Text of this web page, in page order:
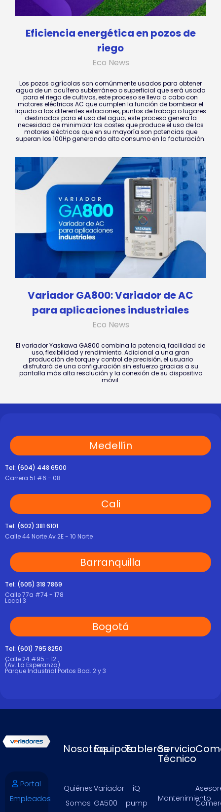
Eficiencia energética en pozos de
riego
Eco News
Los pozos agrícolas son comúnmente usados para obtener
agua de un acuífero subterráneo o superficial que será usado
para el riego de cultivos, este proceso se lleva a cabo con
motores eléctricos AC que cumplen la función de bombear el
liquido a las diferentes estaciones, puntos de trabajo o lugares
destinados para el uso del agua; este proceso genera la
necesidad de minimizar los costes que produce el uso de los
motores eléctricos que en su mayoría son potencias que
superan los 100Hp generando alto consumo en la facturación.
Variador GA800: Variador de AC
para aplicaciones industriales
Eco News
El variador Yaskawa GA800 combina la potencia, facilidad de
uso, flexibilidad y rendimiento. Adicional a una gran
producción de torque y control de precisión, el usuario
disfrutará de una configuración sin esfuerzo gracias a su
pantalla más alta resolución y la conexión de su dispositivo
móvil.
Medellín
Tel: (604) 448 6500
Carrera 51 #6 - 08
Cali
Tel: (602) 381 6101
Calle 44 Norte Av 2E - 10 Norte
Barranquilla
Tel: (605) 318 7869
Calle 77a #74 - 178
Local 3
Bogotá
Tel: (601) 795 8250
Calle 24 #95 - 12
(Av. La Esperanza)
Parque Industrial Portos Bod. 2 y 3
Portal
Empleados
Nosotros
Quiénes
Somos
Equipos
Variador
GA500
Tableros
iQ
pump
Servicio
Técnico
Mantenimiento